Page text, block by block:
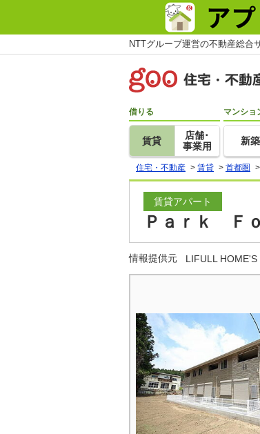
NTTグループ運営の不動産総合
借りる
賃貸
店舗･
事業用
マンショ
新築
住宅・不動産 > 賃貸 > 首都圏 >
賃貸アパート
Ｐａｒｋ Ｆ
情報提供元 LIFULL HOME'S